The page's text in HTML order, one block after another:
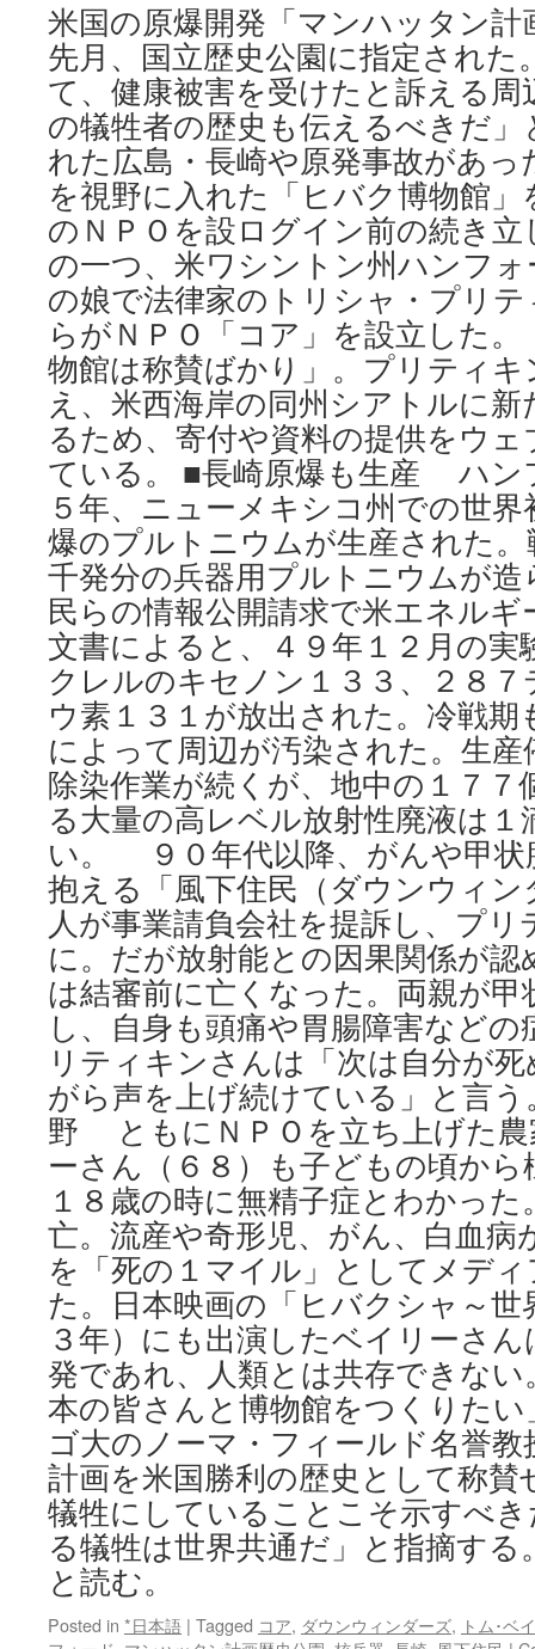
米国の原爆開発「マンハッタン計
先月、国立歴史公園に指定された
て、健康被害を受けたと訴える周
の犠牲者の歴史も伝えるべきだ
れた広島・長崎や原発事故があ
を視野に入れた「ヒバク博物館
のＮＰＯを設ログイン前の続き
の一つ、米ワシントン州ハンフ
の娘で法律家のトリシャ・プリ
らがＮＰＯ「コア」を設立した
物館は称賛ばかり」。プリティ
え、米西海岸の同州シアトルに
るため、寄付や資料の提供をウ
ている。 ■長崎原爆も生産 ハン
５年、ニューメキシコ州での世
爆のプルトニウムが生産された
千発分の兵器用プルトニウムが
民らの情報公開請求で米エネル
文書によると、４９年１２月の実
クレルのキセノン１３３、２８
ウ素１３１が放出された。冷戦期
によって周辺が汚染された。生
除染作業が続くが、地中の１７
る大量の高レベル放射性廃液は
い。 ９０年代以降、がんや甲状
抱える「風下住民（ダウンウィ
人が事業請負会社を提訴し、プ
に。だが放射能との因果関係が
は結審前に亡くなった。両親が
し、自身も頭痛や胃腸障害など
リティキンさんは「次は自分が
がら声を上げ続けている」と言
野 ともにＮＰＯを立ち上げた農
ーさん（６８）も子どもの頃か
１８歳の時に無精子症とわかっ
亡。流産や奇形児、がん、白血病
を「死の１マイル」としてメデ
た。日本映画の「ヒバクシャ～
３年）にも出演したベイリーさ
発であれ、人類とは共存できな
本の皆さんと博物館をつくりた
ゴ大のノーマ・フィールド名誉
計画を米国勝利の歴史として称賛
犠牲にしていることこそ示すべ
る犠牲は世界共通だ」と指摘する
と読む。
Posted in *日本語 | Tagged コア, ダウンウィンダーズ, トム･ベ